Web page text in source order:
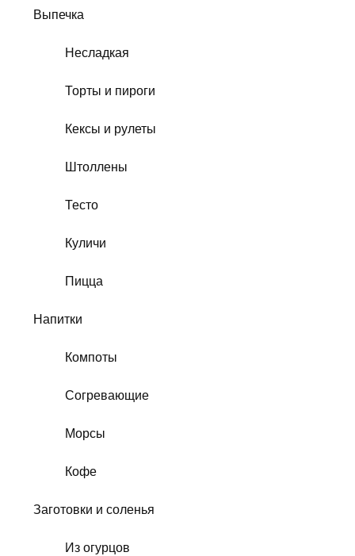
Выпечка
Несладкая
Торты и пироги
Кексы и рулеты
Штоллены
Тесто
Куличи
Пицца
Напитки
Компоты
Согревающие
Морсы
Кофе
Заготовки и соленья
Из огурцов